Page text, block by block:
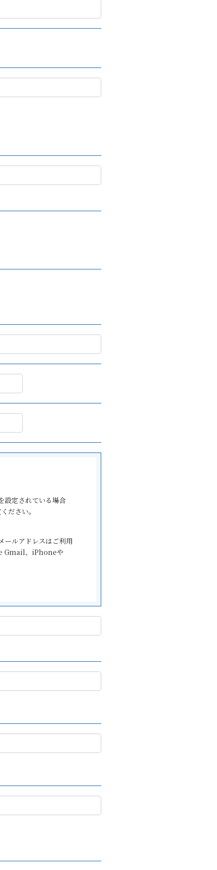
設定されている場合
ださい。
ルアドレスはご利用
Gmail、iPhoneや